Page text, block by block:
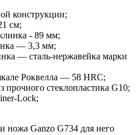
конструкции;
см;
- 89 мм;
— 3,3 мм;
— сталь-нержавейка марки
Роквелла — 58 HRC;
прочного стеклопластика G10;
Lock;
ножа Ganzo G734 для него